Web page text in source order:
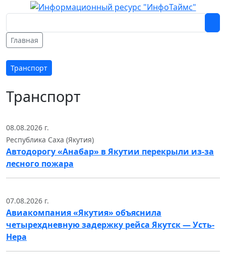
Главная
Транспорт
Транспорт
08.08.2026 г.
Республика Саха (Якутия)
Автодорогу «Анабар» в Якутии перекрыли из-за
лесного пожара
07.08.2026 г.
Авиакомпания «Якутия» объяснила
четырехдневную задержку рейса Якутск — Усть-
Нера